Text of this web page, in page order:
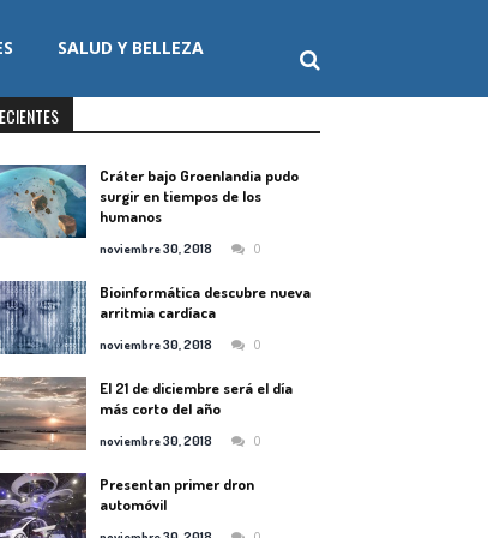
SALUD Y BELLEZA
Cráter bajo Groenlandia pudo
surgir en tiempos de los
humanos
noviembre 30, 2018 0
Bioinformática descubre nueva
arritmia cardíaca
noviembre 30, 2018 0
El 21 de diciembre será el día
más corto del año
noviembre 30, 2018 0
Presentan primer dron
automóvil